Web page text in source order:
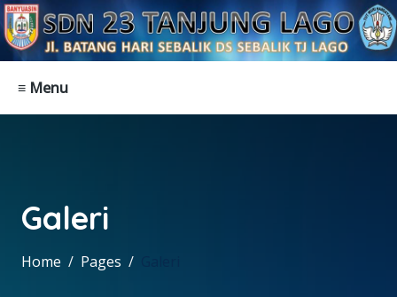
≡ Menu
Galeri
Home Pages